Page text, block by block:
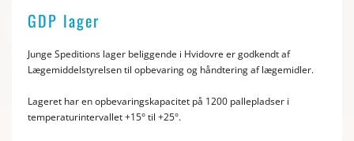
GDP lager
​Junge Speditions lager beliggende i Hvidovre er godkendt af
Lægemiddelstyrelsen til opbevaring og håndtering af lægemidler.
Lageret har en opbevaringskapacitet på 1200 pallepladser i
temperaturintervallet +15° til +25°.​